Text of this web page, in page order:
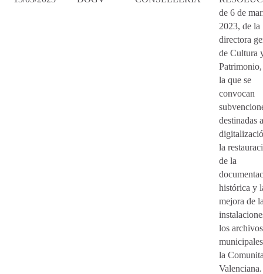
de 6 de
2023, de la
directora
de Cultura
la que se
convocan
destinadas
la
de la
histórica y
mejora de
los archivos
la
Valenciana.